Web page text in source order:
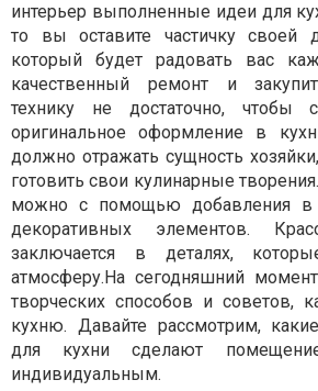
интерьер выполненные идеи для
то вы оставите частичку своей
который будет радовать вас
качественный ремонт и
технику не достаточно, чтобы
оригинальное оформление в
должно отражать сущность
готовить свои кулинарные
можно с помощью добавления в
декоративных элементов.
заключается в деталях,
атмосферу.На сегодняшний
творческих способов и советов,
кухню. Давайте рассмотрим,
для кухни сделают
индивидуальным.